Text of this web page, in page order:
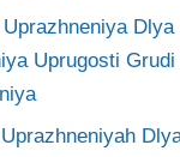
Dlya
Uprugosti Grudi